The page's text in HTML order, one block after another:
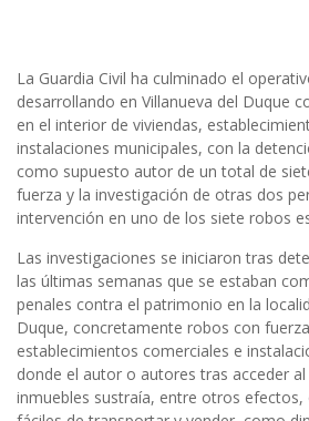
La Guardia Civil ha culminado el
desarrollando en Villanueva del Duque
en el interior de viviendas,
instalaciones municipales, con la
como supuesto autor de un total de
fuerza y la investigación de otras dos
intervención en uno de los siete robos
Las investigaciones se iniciaron tras
las últimas semanas que se estaban
penales contra el patrimonio en la
Duque, concretamente robos con fuerza
establecimientos comerciales e
donde el autor o autores tras acceder
inmuebles sustraía, entre otros